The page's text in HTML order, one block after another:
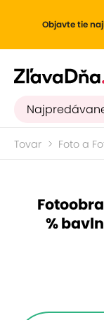
Objavte tie
Tovar Foto a
%